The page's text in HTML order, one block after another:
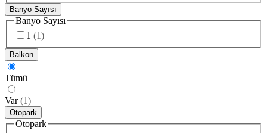
Banyo Sayısı
Banyo Sayısı
1 (1)
Balkon
Tümü
Var (1)
Otopark
Otopark